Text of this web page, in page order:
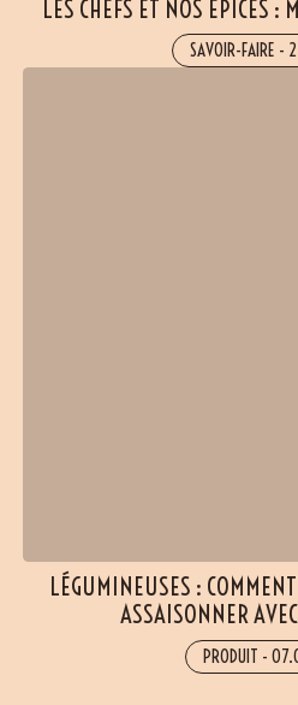
LES CHEFS ET NOS ÉPICES :
SAVOIR-FAIRE -
LÉGUMINEUSES :
ASSAISONNER
PRODUIT -